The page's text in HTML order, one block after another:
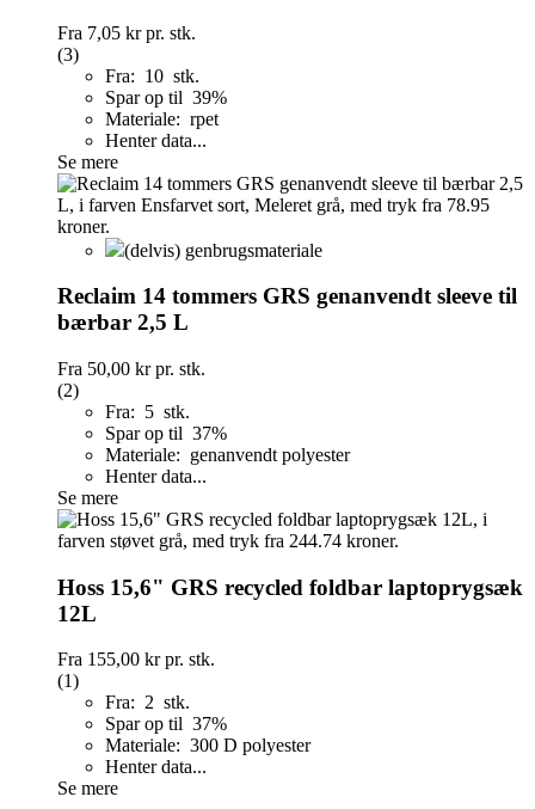
Fra 7,05 krpr. stk.
(3)
Fra: 10 stk.
Spar op til 39%
Materiale: rpet
Henter data...
Se mere
(delvis) genbrugsmateriale
Reclaim 14 tommers GRS genanvendt sleeve til
bærbar 2,5 L
Fra 50,00 krpr. stk.
(2)
Fra: 5 stk.
Spar op til 37%
Materiale: genanvendt polyester
Henter data...
Se mere
Hoss 15,6" GRS recycled foldbar laptoprygsæk
12L
Fra 155,00 krpr. stk.
(1)
Fra: 2 stk.
Spar op til 37%
Materiale: 300 D polyester
Henter data...
Se mere